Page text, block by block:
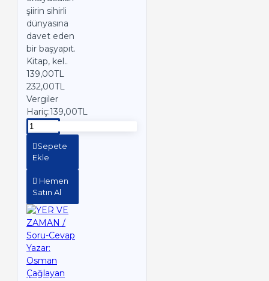
şiirin sihirli
dünyasına
davet eden
bir başyapıt.
Kitap, kel..
139,00TL
232,00TL
Vergiler
Hariç:139,00TL
Sepete
Ekle
Hemen
Satın Al